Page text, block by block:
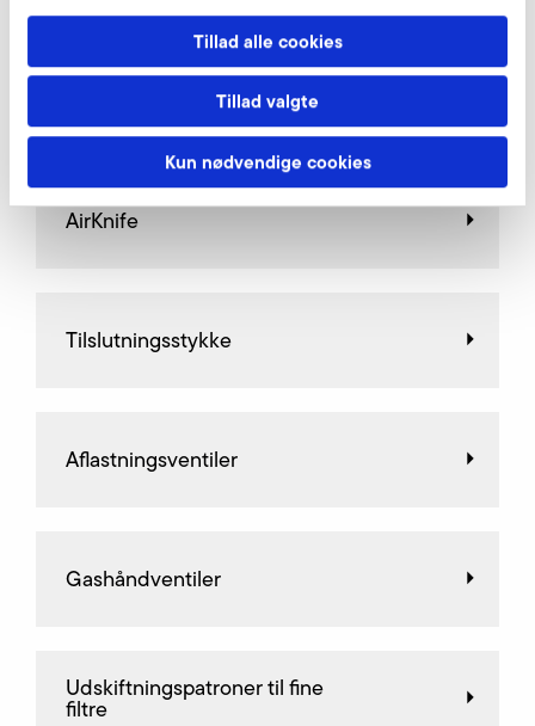
Tillad alle cookies
Tillad valgte
Kun nødvendige cookies
Yderligere tilbehør SD 9
AirKnife
Tilslutningsstykke
Aflastningsventiler
Gashåndventiler
Udskiftningspatroner til fine
filtre